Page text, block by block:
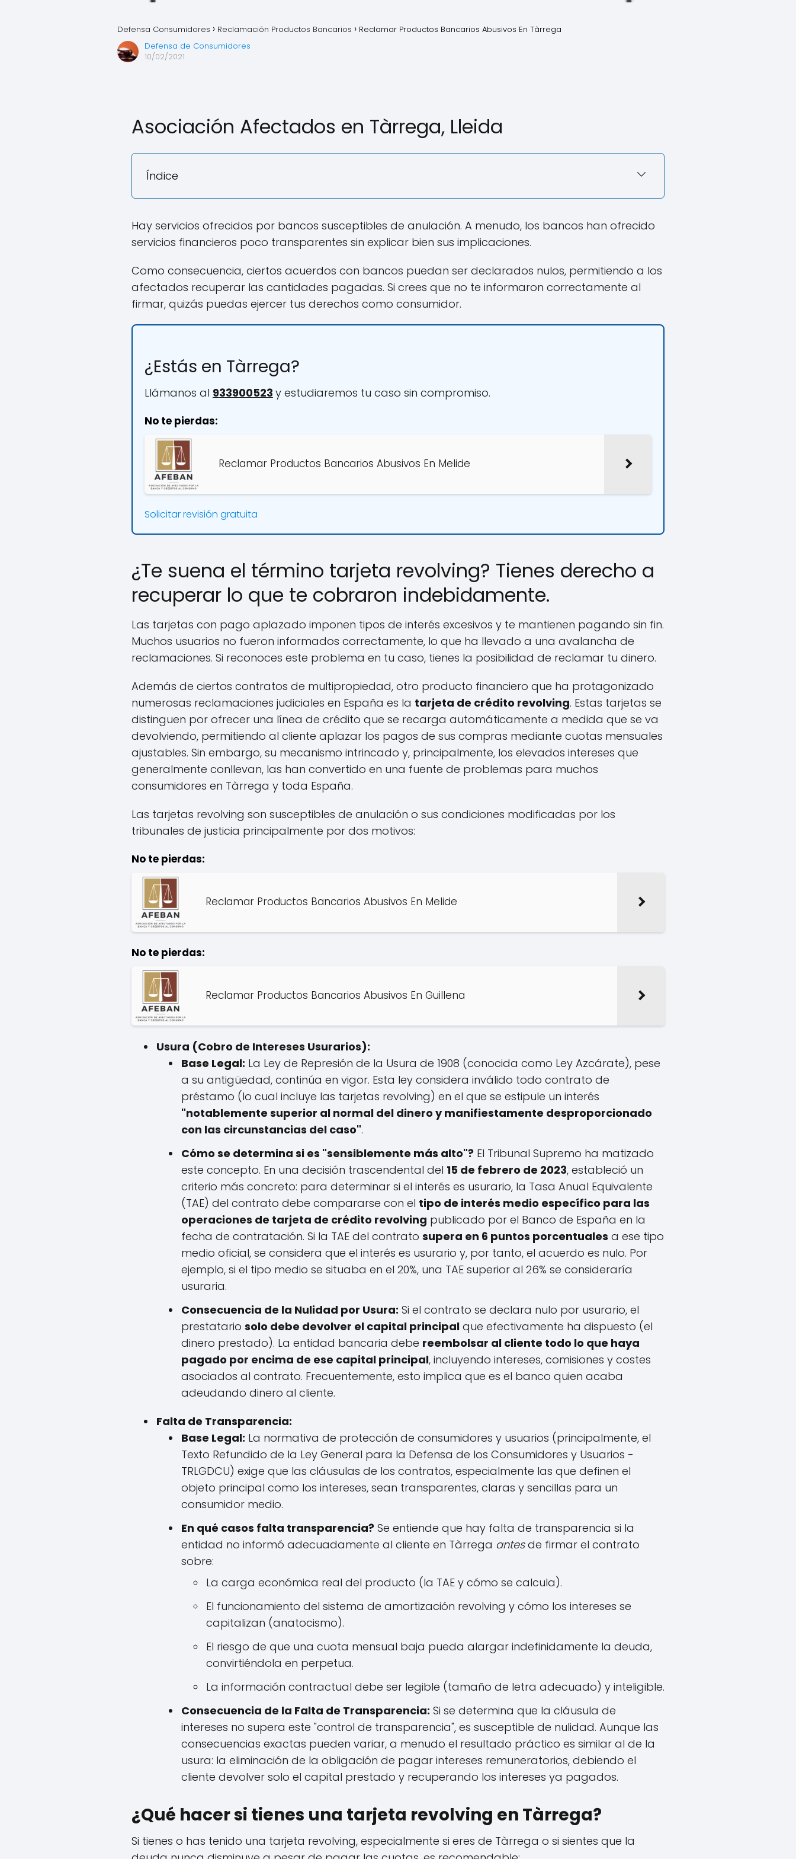
Defensa Consumidores Reclamación Productos Bancarios
Reclamar Productos Bancarios Abusivos En Tàrrega
Defensa de Consumidores
10/02/2021
Asociación Afectados en Tàrrega, Lleida
Índice
Hay servicios ofrecidos por bancos susceptibles de anulación. A menudo, los bancos han ofrecido
servicios financieros poco transparentes sin explicar bien sus implicaciones.
Como consecuencia, ciertos acuerdos con bancos puedan ser declarados nulos, permitiendo a los
afectados recuperar las cantidades pagadas. Si crees que no te informaron correctamente al
firmar, quizás puedas ejercer tus derechos como consumidor.
¿Estás en Tàrrega?
Llámanos al 933900523 y estudiaremos tu caso sin compromiso.
No te pierdas:
Reclamar Productos Bancarios Abusivos En Melide
Solicitar revisión gratuita
¿Te suena el término tarjeta revolving? Tienes derecho a
recuperar lo que te cobraron indebidamente.
Las tarjetas con pago aplazado imponen tipos de interés excesivos y te mantienen pagando sin fin.
Muchos usuarios no fueron informados correctamente, lo que ha llevado a una avalancha de
reclamaciones. Si reconoces este problema en tu caso, tienes la posibilidad de reclamar tu dinero.
Además de ciertos contratos de multipropiedad, otro producto financiero que ha protagonizado
numerosas reclamaciones judiciales en España es la tarjeta de crédito revolving. Estas tarjetas se
distinguen por ofrecer una línea de crédito que se recarga automáticamente a medida que se va
devolviendo, permitiendo al cliente aplazar los pagos de sus compras mediante cuotas mensuales
ajustables. Sin embargo, su mecanismo intrincado y, principalmente, los elevados intereses que
generalmente conllevan, las han convertido en una fuente de problemas para muchos
consumidores en Tàrrega y toda España.
Las tarjetas revolving son susceptibles de anulación o sus condiciones modificadas por los
tribunales de justicia principalmente por dos motivos:
No te pierdas:
Reclamar Productos Bancarios Abusivos En Melide
No te pierdas:
Reclamar Productos Bancarios Abusivos En Guillena
Usura (Cobro de Intereses Usurarios):
Base Legal: La Ley de Represión de la Usura de 1908 (conocida como Ley Azcárate), pese
a su antigüedad, continúa en vigor. Esta ley considera inválido todo contrato de
préstamo (lo cual incluye las tarjetas revolving) en el que se estipule un interés
"notablemente superior al normal del dinero y manifiestamente desproporcionado
con las circunstancias del caso".
Cómo se determina si es "sensiblemente más alto"? El Tribunal Supremo ha matizado
este concepto. En una decisión trascendental del 15 de febrero de 2023, estableció un
criterio más concreto: para determinar si el interés es usurario, la Tasa Anual Equivalente
(TAE) del contrato debe compararse con el tipo de interés medio específico para las
operaciones de tarjeta de crédito revolving publicado por el Banco de España en la
fecha de contratación. Si la TAE del contrato supera en 6 puntos porcentuales a ese tipo
medio oficial, se considera que el interés es usurario y, por tanto, el acuerdo es nulo. Por
ejemplo, si el tipo medio se situaba en el 20%, una TAE superior al 26% se consideraría
usuraria.
Consecuencia de la Nulidad por Usura: Si el contrato se declara nulo por usurario, el
prestatario solo debe devolver el capital principal que efectivamente ha dispuesto (el
dinero prestado). La entidad bancaria debe reembolsar al cliente todo lo que haya
pagado por encima de ese capital principal, incluyendo intereses, comisiones y costes
asociados al contrato. Frecuentemente, esto implica que es el banco quien acaba
adeudando dinero al cliente.
Falta de Transparencia:
Base Legal: La normativa de protección de consumidores y usuarios (principalmente, el
Texto Refundido de la Ley General para la Defensa de los Consumidores y Usuarios -
TRLGDCU) exige que las cláusulas de los contratos, especialmente las que definen el
objeto principal como los intereses, sean transparentes, claras y sencillas para un
consumidor medio.
En qué casos falta transparencia? Se entiende que hay falta de transparencia si la
entidad no informó adecuadamente al cliente en Tàrrega antesde firmar el contrato
sobre:
La carga económica real del producto (la TAE y cómo se calcula).
El funcionamiento del sistema de amortización revolving y cómo los intereses se
capitalizan (anatocismo).
El riesgo de que una cuota mensual baja pueda alargar indefinidamente la deuda,
convirtiéndola en perpetua.
La información contractual debe ser legible (tamaño de letra adecuado) y inteligible.
Consecuencia de la Falta de Transparencia: Si se determina que la cláusula de
intereses no supera este "control de transparencia", es susceptible de nulidad. Aunque las
consecuencias exactas pueden variar, a menudo el resultado práctico es similar al de la
usura: la eliminación de la obligación de pagar intereses remuneratorios, debiendo el
cliente devolver solo el capital prestado y recuperando los intereses ya pagados.
¿Qué hacer si tienes una tarjeta revolving en Tàrrega?
Si tienes o has tenido una tarjeta revolving, especialmente si eres de Tàrrega o si sientes que la